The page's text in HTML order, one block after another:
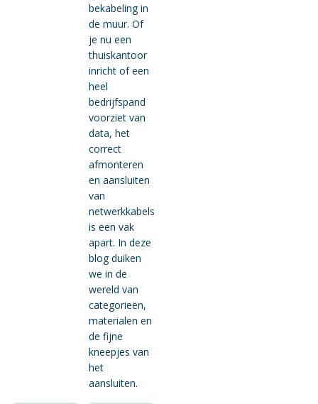
bekabeling in
de muur. Of
je nu een
thuiskantoor
inricht of een
heel
bedrijfspand
voorziet van
data, het
correct
afmonteren
en aansluiten
van
netwerkkabels
is een vak
apart. In deze
blog duiken
we in de
wereld van
categorieën,
materialen en
de fijne
kneepjes van
het
aansluiten.